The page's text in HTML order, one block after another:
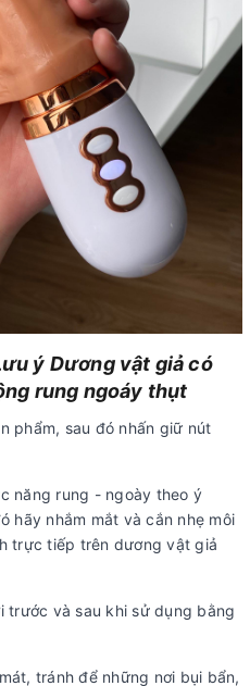
ý Dương vật giả có
rung ngoáy thụt
phẩm, sau đó nhấn giữ nút
năng rung - ngoày theo ý
hãy nhắm mắt và cắn nhẹ môi
trực tiếp trên dương vật giả
trước và sau khi sử dụng bằng
tránh để những nơi bụi bẩn,